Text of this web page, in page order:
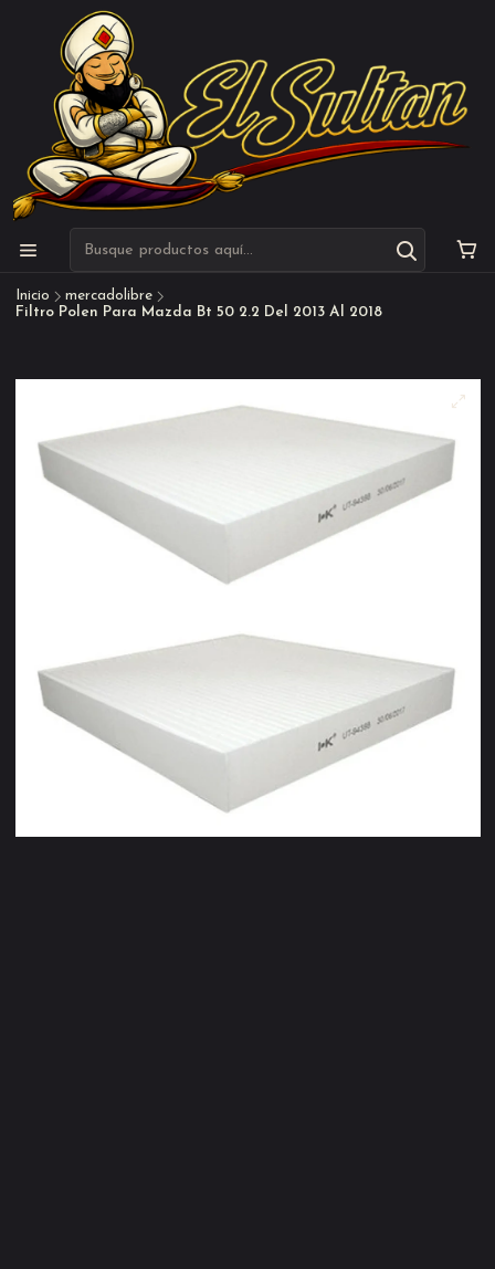
Inicio
mercadolibre
Filtro Polen Para Mazda Bt 50 2.2 Del 2013 Al 2018